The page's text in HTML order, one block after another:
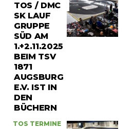
TOS / DMC
SK LAUF
GRUPPE
SÜD AM
1.+2.11.2025
BEIM TSV
1871
AUGSBURG
E.V. IST IN
DEN
BÜCHERN
TOS TERMINE